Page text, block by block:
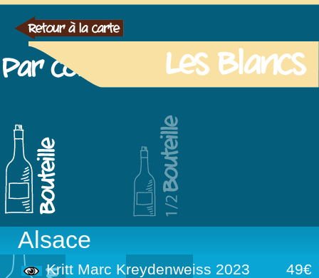
Alsace
Kritt Marc Kreydenweiss 2023
49€